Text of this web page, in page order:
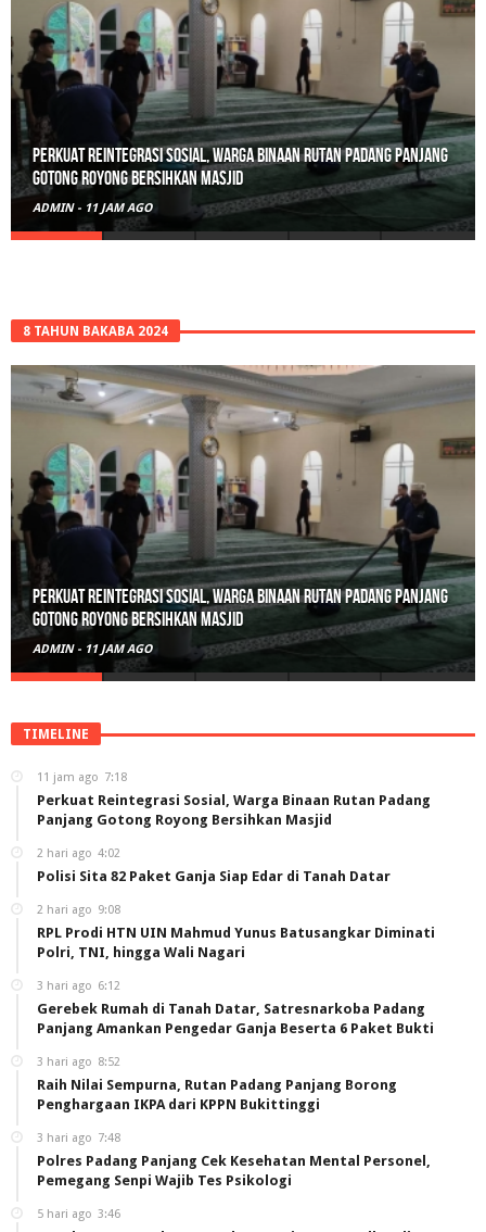
Perkuat Reintegrasi Sosial, Warga Binaan Rutan Padang Panjang
Gotong Royong Bersihkan Masjid
ADMIN - 11 JAM AGO
8 TAHUN BAKABA 2024
Perkuat Reintegrasi Sosial, Warga Binaan Rutan Padang Panjang
Gotong Royong Bersihkan Masjid
ADMIN - 11 JAM AGO
TIMELINE
11 jam ago 7:18
Perkuat Reintegrasi Sosial, Warga Binaan Rutan Padang
Panjang Gotong Royong Bersihkan Masjid
2 hari ago 4:02
Polisi Sita 82 Paket Ganja Siap Edar di Tanah Datar
2 hari ago 9:08
RPL Prodi HTN UIN Mahmud Yunus Batusangkar Diminati
Polri, TNI, hingga Wali Nagari
3 hari ago 6:12
Gerebek Rumah di Tanah Datar, Satresnarkoba Padang
Panjang Amankan Pengedar Ganja Beserta 6 Paket Bukti
3 hari ago 8:52
Raih Nilai Sempurna, Rutan Padang Panjang Borong
Penghargaan IKPA dari KPPN Bukittinggi
3 hari ago 7:48
Polres Padang Panjang Cek Kesehatan Mental Personel,
Pemegang Senpi Wajib Tes Psikologi
5 hari ago 3:46